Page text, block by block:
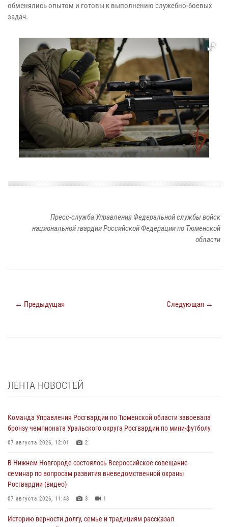
обменялись опытом и готовы к выполнению служебно-боевых
задач.
Пресс-служба Управления Федеральной службы войск
национальной гвардии Российской Федерации по Тюменской
области
← Предыдущая Следующая →
ЛЕНТА НОВОСТЕЙ
Команда Управления Росгвардии по Тюменской области завоевала
бронзу чемпионата Уральского округа Росгвардии по мини-футболу
07 августа 2026, 12:01 2
В Нижнем Новгороде состоялось Всероссийское совещание-
семинар по вопросам развития вневедомственной охраны
Росгвардии (видео)
07 августа 2026, 11:48 3 1
Историю верности долгу, семье и традициям рассказал